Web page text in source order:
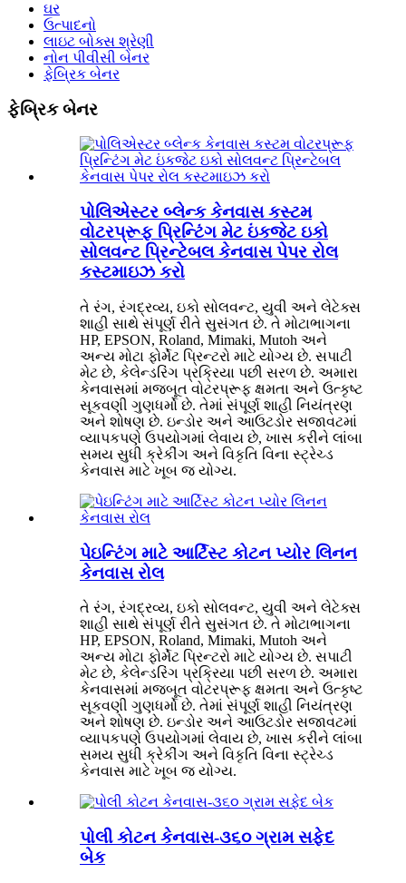
ઘર
ઉત્પાદનો
લાઇટ બોક્સ શ્રેણી
નોન પીવીસી બેનર
ફેબ્રિક બેનર
ફેબ્રિક બેનર
પોલિએસ્ટર બ્લેન્ક કેનવાસ કસ્ટમ
વોટરપ્રૂફ પ્રિન્ટિંગ મેટ ઇંકજેટ ઇકો
સોલવન્ટ પ્રિન્ટેબલ કેનવાસ પેપર રોલ
કસ્ટમાઇઝ કરો
તે રંગ, રંગદ્રવ્ય, ઇકો સોલવન્ટ, યુવી અને લેટેક્સ
શાહી સાથે સંપૂર્ણ રીતે સુસંગત છે. તે મોટાભાગના
HP, EPSON, Roland, Mimaki, Mutoh અને
અન્ય મોટા ફોર્મેટ પ્રિન્ટરો માટે યોગ્ય છે. સપાટી
મેટ છે, કેલેન્ડરિંગ પ્રક્રિયા પછી સરળ છે. અમારા
કેનવાસમાં મજબૂત વોટરપ્રૂફ ક્ષમતા અને ઉત્કૃષ્ટ
સૂકવણી ગુણધર્મો છે. તેમાં સંપૂર્ણ શાહી નિયંત્રણ
અને શોષણ છે. ઇન્ડોર અને આઉટડોર સજાવટમાં
વ્યાપકપણે ઉપયોગમાં લેવાય છે, ખાસ કરીને લાંબા
સમય સુધી ક્રેકીંગ અને વિકૃતિ વિના સ્ટ્રેચ્ડ
કેનવાસ માટે ખૂબ જ યોગ્ય.
પેઇન્ટિંગ માટે આર્ટિસ્ટ કોટન પ્યોર લિનન
કેનવાસ રોલ
તે રંગ, રંગદ્રવ્ય, ઇકો સોલવન્ટ, યુવી અને લેટેક્સ
શાહી સાથે સંપૂર્ણ રીતે સુસંગત છે. તે મોટાભાગના
HP, EPSON, Roland, Mimaki, Mutoh અને
અન્ય મોટા ફોર્મેટ પ્રિન્ટરો માટે યોગ્ય છે. સપાટી
મેટ છે, કેલેન્ડરિંગ પ્રક્રિયા પછી સરળ છે. અમારા
કેનવાસમાં મજબૂત વોટરપ્રૂફ ક્ષમતા અને ઉત્કૃષ્ટ
સૂકવણી ગુણધર્મો છે. તેમાં સંપૂર્ણ શાહી નિયંત્રણ
અને શોષણ છે. ઇન્ડોર અને આઉટડોર સજાવટમાં
વ્યાપકપણે ઉપયોગમાં લેવાય છે, ખાસ કરીને લાંબા
સમય સુધી ક્રેકીંગ અને વિકૃતિ વિના સ્ટ્રેચ્ડ
કેનવાસ માટે ખૂબ જ યોગ્ય.
પોલી કોટન કેનવાસ-૩૬૦ ગ્રામ સફેદ
બેક